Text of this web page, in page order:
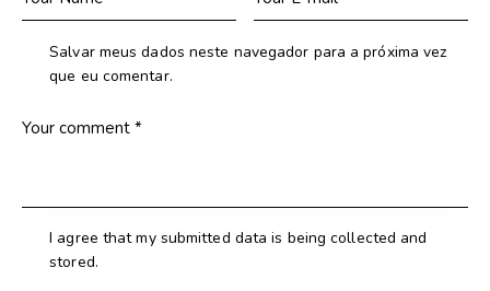
Salvar meus dados neste navegador para a próxima vez
que eu comentar.
I agree that my submitted data is being collected and
stored.